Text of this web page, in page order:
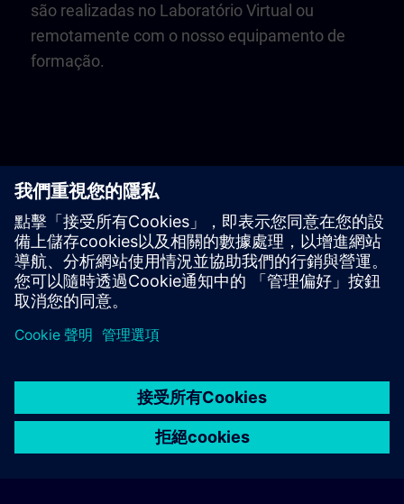
explore
são realizadas no Laboratório Virtual ou
remotamente com o nosso equipamento de
formação.
Play
Video